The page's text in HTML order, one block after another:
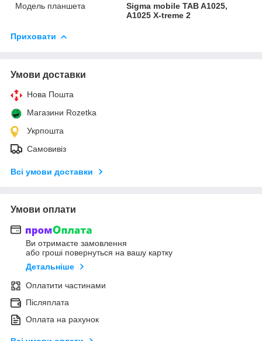
Модель планшета
Sigma mobile TAB A1025,
A1025 X-treme 2
Приховати
Умови доставки
Нова Пошта
Магазини Rozetka
Укрпошта
Самовивіз
Всі умови доставки
Умови оплати
Ви отримаєте замовлення
або гроші повернуться на вашу картку
Детальніше
Оплатити частинами
Післяплата
Оплата на рахунок